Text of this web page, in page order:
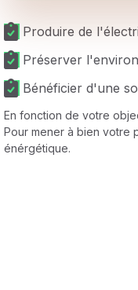
Produire de
Préserver
Bénéficier d'une
En fonction de votre
Pour mener à bien votre
énérgétique.